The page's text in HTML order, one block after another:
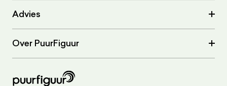
Advies
Over PuurFiguur